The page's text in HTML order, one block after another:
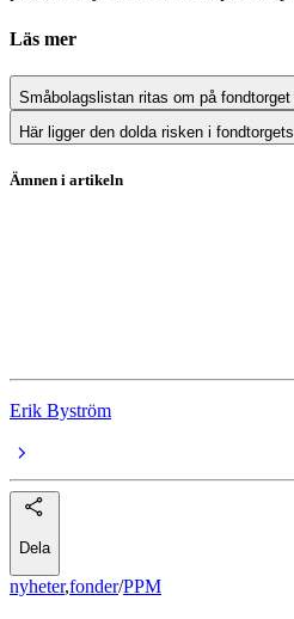
Läs mer
Småbolagslistan ritas om på
Här ligger den dolda risken i
Ämnen i artikeln
Erik Byström
Dela
nyheter,fonder/PPM